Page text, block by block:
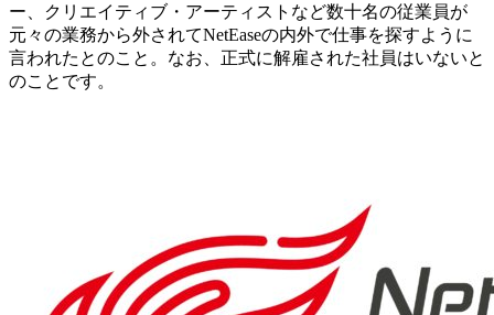
ー、クリエイティブ・アーティストなど数十名の従業員が
元々の業務から外されてNetEaseの内外で仕事を探すように
言われたとのこと。なお、正式に解雇された社員はいないと
のことです。